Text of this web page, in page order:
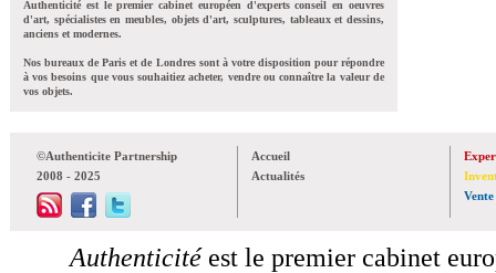
Authenticité est le premier cabinet européen d'experts conseil en oeuvres
d'art, spécialistes en meubles, objets d'art, sculptures, tableaux et dessins,
anciens et modernes.
Nos bureaux de Paris et de Londres sont à votre disposition pour répondre
à vos besoins que vous souhaitiez acheter, vendre ou connaître la valeur de
vos objets.
©Authenticite Partnership
2008 - 2025
Accueil
Actualités
Vente
Authenticitéest le premier cabinet